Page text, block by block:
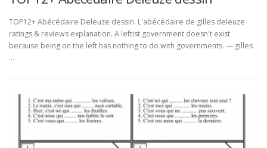
TOP12+ Abécédaire Deleuze dessin. L'abécédaire de gilles deleuze
ratings & reviews explanation. A leftist government doesn't exist
because being on the left has nothing to do with governments. ― gilles
…